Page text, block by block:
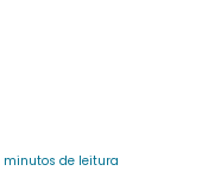
minutos de leitura